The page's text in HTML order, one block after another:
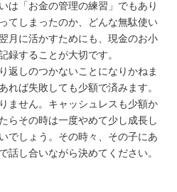
は「お金の管理の練習」でもあり
てしまったのか、どんな無駄使い
月に活かすためにも、現金のお小
録することが大切です。
返しのつかないことになりかねま
れば失敗しても少額で済みます。
ません。キャッシュレスも少額か
らその時は一度やめて少し成長し
でしょう。その時々、その子にあ
話し合いながら決めてください。